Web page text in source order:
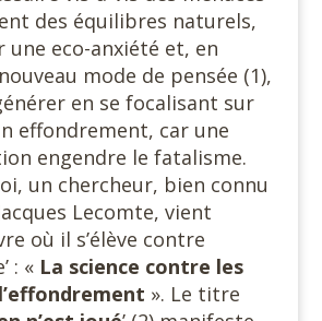
des équilibres naturels,
une eco-anxiété et, en
mode de pensée (1),
en se focalisant sur
effondrement, car une
engendre le fatalisme.
un chercheur, bien connu
Lecomte, vient
où il s’élève contre
: « La science contre les
». Le titre